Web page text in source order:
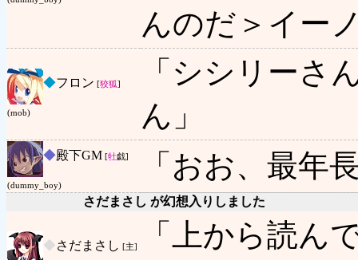
んのだ＞イー
◆フロン [狡狐]
(mob)
「シシリーさ
ん」
◆殿下GM [牡戯]
(dummy_boy)
「おお、最年
さだまさし が幻想入りしました
◆さだまさし [主]
「上から読ん